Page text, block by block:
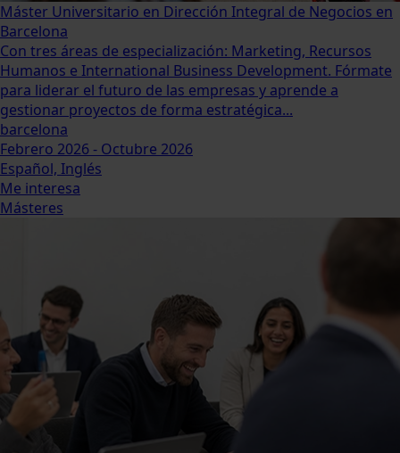
Máster Universitario en Dirección Integral de Negocios en
Barcelona
Con tres áreas de especialización: Marketing, Recursos
Humanos e International Business Development. Fórmate
para liderar el futuro de las empresas y aprende a
gestionar proyectos de forma estratégica...
barcelona
Febrero 2026 - Octubre 2026
Español, Inglés
Me interesa
Másteres